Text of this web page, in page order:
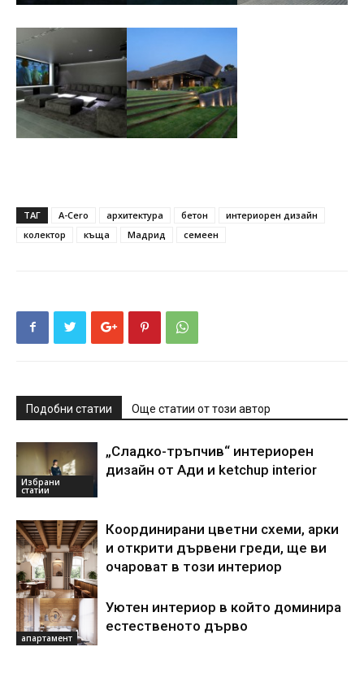
ТАГ A-Cero архитектура бетон
интериорен дизайн
колектор
къща Мадрид семеен
Подобни статии Още статии от този автор
Избрани
статии
„Сладко-тръпчив“ интериорен
дизайн от Ади и ketchup interior
Акценти
Координирани цветни схеми, арки
и открити дървени греди, ще ви
очароват в този интериор
апартамент
Уютен интериор в който доминира
естественото дърво